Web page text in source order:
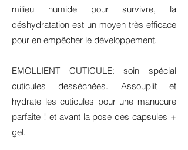
milieu humide pour survivre, la
déshydratation est un moyen très efficace
pour en empêcher le développement.
EMOLLIENT CUTICULE: soin spécial
cuticules desséchées. Assouplit et
hydrate les cuticules pour une manucure
parfaite ! et avant la pose des capsules +
gel.